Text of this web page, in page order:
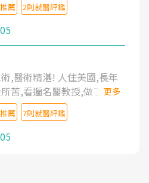
薦 2則就醫評鑑
,醫術精湛! 人住美國,長年
苦,看遍名醫教授,做了各種
醫針灸及物理徒手治療都
止痛藥都效果有限,只是壓
失眠嚴重影響生活品質.
育才主任是頸頭症候群專
更多
薦 7則就醫評鑑